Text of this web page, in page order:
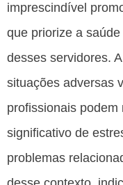
imprescindível
que priorize a
desses servidores.
situações adversas
profissionais
significativo de
problemas